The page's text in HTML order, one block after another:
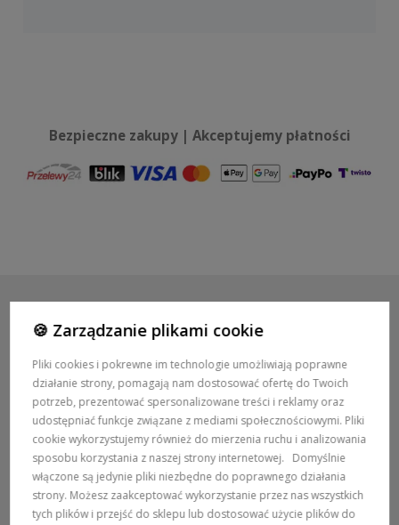
Bezpieczne zakupy | Akceptujemy płatności
MARKI
POPULARNE KATEGORIE
DOSTAWA:
🍪 Zarządzanie plikami cookie
Pliki cookies i pokrewne im technologie umożliwiają poprawne
działanie strony, pomagają nam dostosować ofertę do Twoich
potrzeb, prezentować spersonalizowane treści i reklamy oraz
udostępniać funkcje związane z mediami społecznościowymi. Pliki
cookie wykorzystujemy również do mierzenia ruchu i analizowania
sposobu korzystania z naszej strony internetowej. Domyślnie
włączone są jedynie pliki niezbędne do poprawnego działania
strony. Możesz zaakceptować wykorzystanie przez nas wszystkich
tych plików i przejść do sklepu lub dostosować użycie plików do